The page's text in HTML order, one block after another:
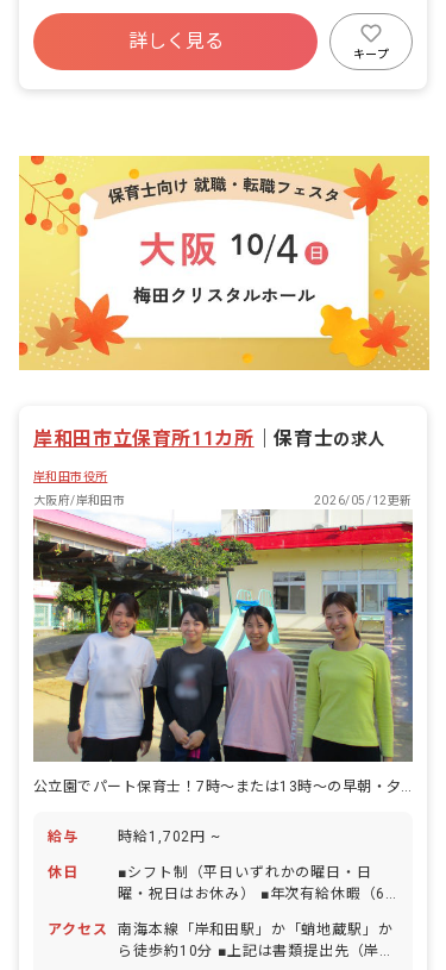
・保育室清掃、園庭清掃など ・週案、月
案の作成 ・地域貢献活動
勤務地選択可
ボーナス・賞与あり
寮・住宅・家賃補助あり
社会保険完備
詳しく見る
キープ
岸和田市立保育所11カ所 ｜保育士の求人
岸和田市役所
大阪府/岸和田市
2026/05/12更新
公立園でパート保育士！7時～または13時～の早朝・夕方固定勤務シフト
給与 時給1,702円 ~
休日
■シフト制（平日いずれかの曜日・日
曜・祝日はお休み） ■年次有給休暇（6
忌引休暇 ※以下適応条件ありの休暇 ■夏
期休暇（6月～10月） ■結婚休暇 ■不妊
アクセス
南海本線「岸和田駅」か「蛸地蔵駅」か
ら徒歩約10分 ■上記は書類提出先（岸和